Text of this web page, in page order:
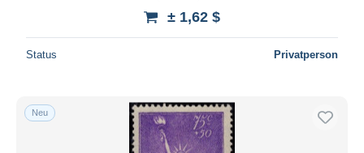
± 1,62 $
Status Privatperson
Neu